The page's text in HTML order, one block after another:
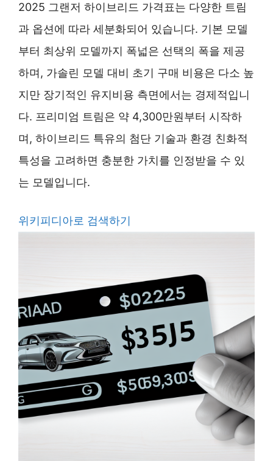
2025 그랜저 하이브리드 가격표는 다양한 트림
과 옵션에 따라 세분화되어 있습니다. 기본 모델
부터 최상위 모델까지 폭넓은 선택의 폭을 제공
하며, 가솔린 모델 대비 초기 구매 비용은 다소 높
지만 장기적인 유지비용 측면에서는 경제적입니
다. 프리미엄 트림은 약 4,300만원부터 시작하
며, 하이브리드 특유의 첨단 기술과 환경 친화적
특성을 고려하면 충분한 가치를 인정받을 수 있
는 모델입니다.
위키피디아로 검색하기